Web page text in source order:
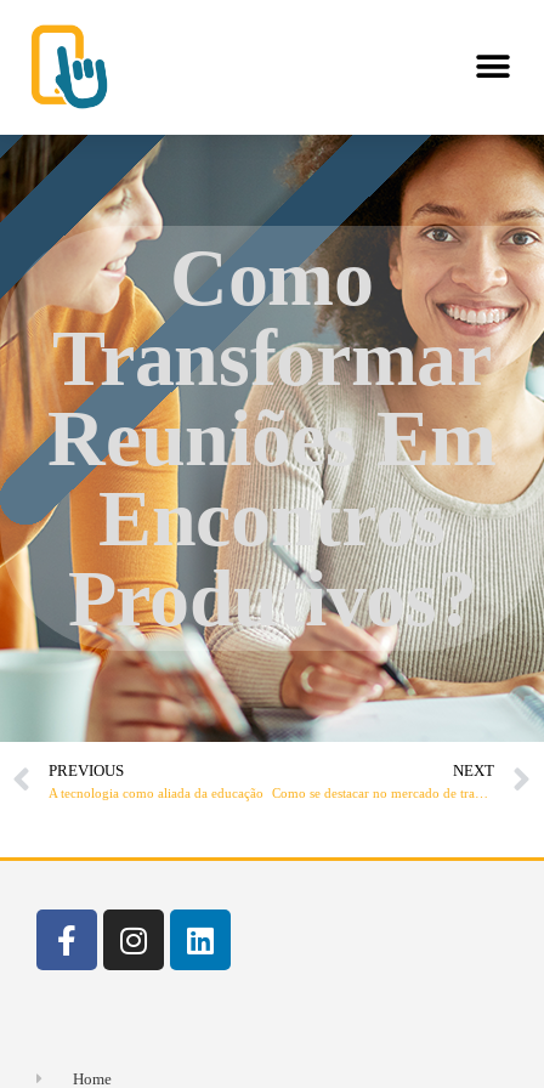
Como
Transformar
Reuniões Em
Encontros
Produtivos?
PREVIOUS
A tecnologia como aliada da educação
NEXT
Como se destacar no mercado de trabalho
Home